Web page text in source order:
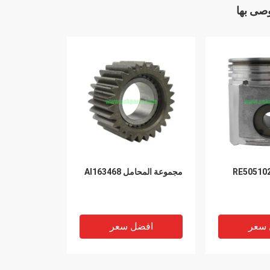
بها
مجموعة المحامل Al163468
افضل سعر سعر